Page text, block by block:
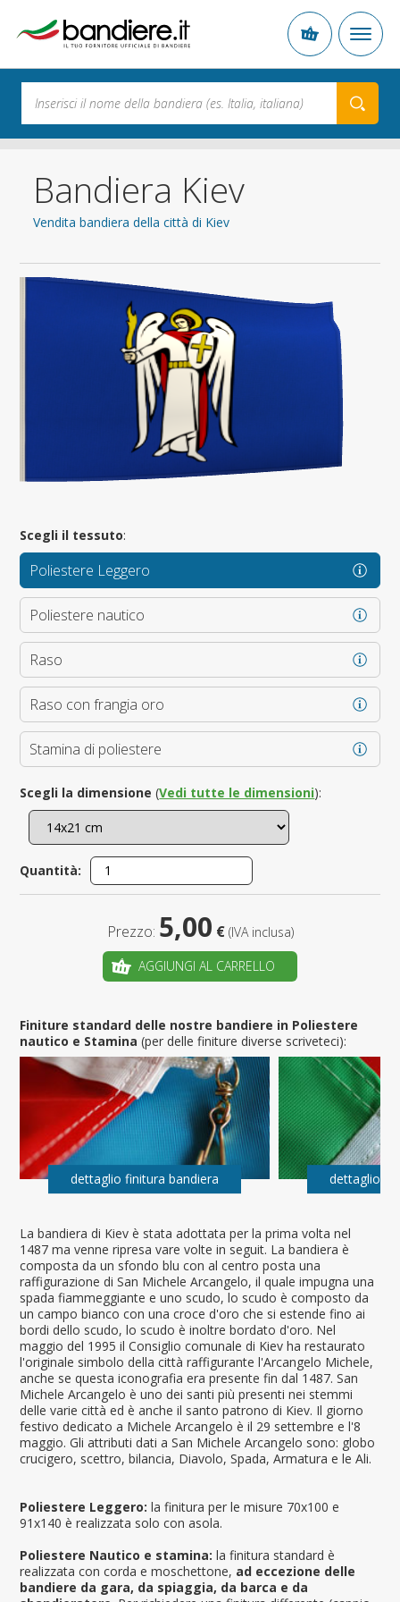
Bandiera Kiev
Vendita bandiera della città di Kiev
La bandiera di Kiev è stata adottata per la prima volta nel
1487 ma venne ripresa vare volte in seguit. La bandiera è
composta da un sfondo blu con al centro posta una
raffigurazione di San Michele Arcangelo, il quale impugna una
spada fiammeggiante e uno scudo, lo scudo è composto da
un campo bianco con una croce d'oro che si estende fino ai
bordi dello scudo, lo scudo è inoltre bordato d'oro. Nel
maggio del 1995 il Consiglio comunale di Kiev ha restaurato
l'originale simbolo della città raffigurante l'Arcangelo Michele,
anche se questa iconografia era presente fin dal 1487. San
Michele Arcangelo è uno dei santi più presenti nei stemmi
delle varie città ed è anche il santo patrono di Kiev. Il giorno
festivo dedicato a Michele Arcangelo è il 29 settembre e l'8
maggio. Gli attributi dati a San Michele Arcangelo sono: globo
crucigero, scettro, bilancia, Diavolo, Spada, Armatura e le Ali.
Poliestere Leggero: la finitura per le misure 70x100 e
91x140 è realizzata solo con asola.
Poliestere Nautico e stamina: la finitura standard è
realizzata con corda e moschettone, ad eccezione delle
bandiere da gara, da spiaggia, da barca e da
Scegli il tessuto:
Poliestere Leggero
Poliestere nautico
Raso
Raso con frangia oro
Stamina di poliestere
Scegli la dimensione (Vedi tutte le dimensioni):
Quantità:
Prezzo: 5,00 € (IVA inclusa)
AGGIUNGI AL CARRELLO
Finiture standard delle nostre bandiere in Poliestere
nautico e Stamina(per delle finiture diverse scriveteci):
dettaglio finitura bandiera dettaglio